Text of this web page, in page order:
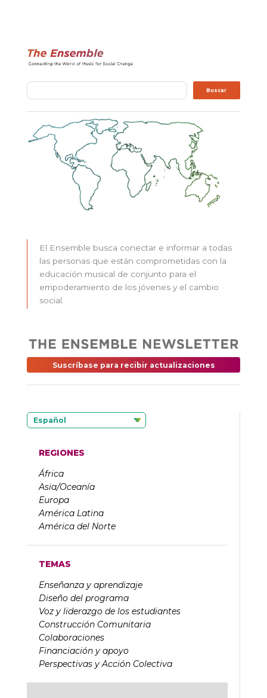
Buscar Buscar
El Ensemble busca conectar e informar a todas
las personas que están comprometidas con la
educación musical de conjunto para el
empoderamiento de los jóvenes y el cambio
social.
Suscríbase para recibir actualizaciones
Español
REGIONES
África
Asia/Oceanía
Europa
América Latina
América del Norte
TEMAS
Enseñanza y aprendizaje
Diseño del programa
Voz y liderazgo de los estudiantes
Construcción Comunitaria
Colaboraciones
Financiación y apoyo
Perspectivas y Acción Colectiva